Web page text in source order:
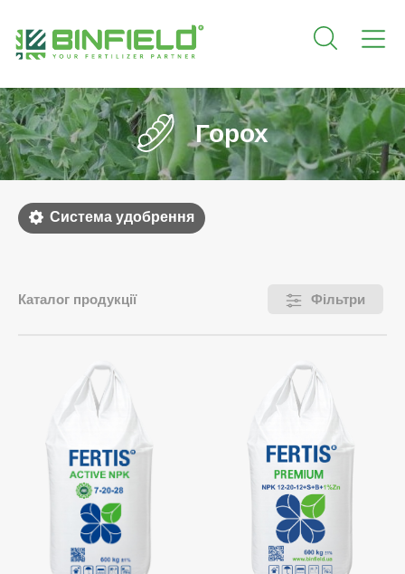
Горох
Система удобрення
Каталог продукції Фільтри